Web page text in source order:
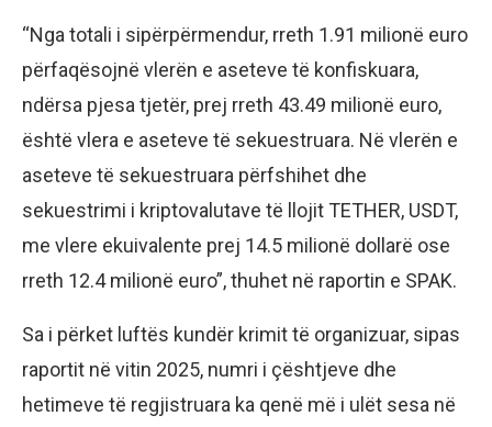
“Nga totali i sipërpërmendur, rreth 1.91 milionë euro
përfaqësojnë vlerën e aseteve të konfiskuara,
ndërsa pjesa tjetër, prej rreth 43.49 milionë euro,
është vlera e aseteve të sekuestruara. Në vlerën e
aseteve të sekuestruara përfshihet dhe
sekuestrimi i kriptovalutave të llojit TETHER, USDT,
me vlere ekuivalente prej 14.5 milionë dollarë ose
rreth 12.4 milionë euro”, thuhet në raportin e SPAK.
Sa i përket luftës kundër krimit të organizuar, sipas
raportit në vitin 2025, numri i çështjeve dhe
hetimeve të regjistruara ka qenë më i ulët sesa në